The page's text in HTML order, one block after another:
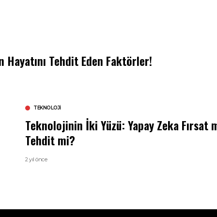
Hayatını Tehdit Eden Faktörler!
TEKNOLOJI
Teknolojinin İki Yüzü: Yapay Zeka Fırsat
Tehdit mi?
2 yıl önce